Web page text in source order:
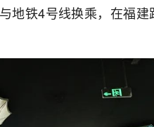
地铁4号线换乘，在福